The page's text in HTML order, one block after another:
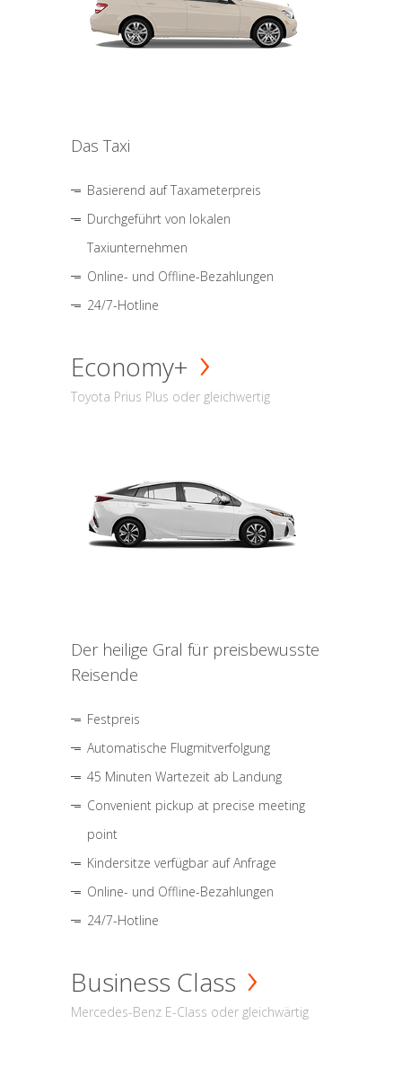
Das Taxi
Basierend auf Taxameterpreis
Durchgeführt von lokalen
Taxiunternehmen
Online- und Offline-Bezahlungen
24/7-Hotline
Economy+
Toyota Prius Plus oder gleichwertig
Der heilige Gral für preisbewusste
Reisende
Festpreis
Automatische Flugmitverfolgung
45 Minuten Wartezeit ab Landung
Convenient pickup at precise meeting
point
Kindersitze verfügbar auf Anfrage
Online- und Offline-Bezahlungen
24/7-Hotline
Business Class
Mercedes-Benz E-Class oder gleichwärtig